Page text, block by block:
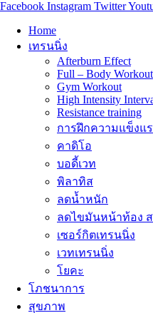
Facebook Instagram Twitter
Home
เทรนนิ่ง
Afterburn Effect
Full – Body Workout
Gym Workout
High Intensity
Resistance training
การฝึกความแข็งแ
คาดิโอ
บอดี้เวท
พิลาทิส
ลดน้ำหนัก
ลดไขมันหน้าท้อง
เซอร์กิตเทรนนิ่ง
เวทเทรนนิ่ง
โยคะ
โภชนาการ
สุขภาพ